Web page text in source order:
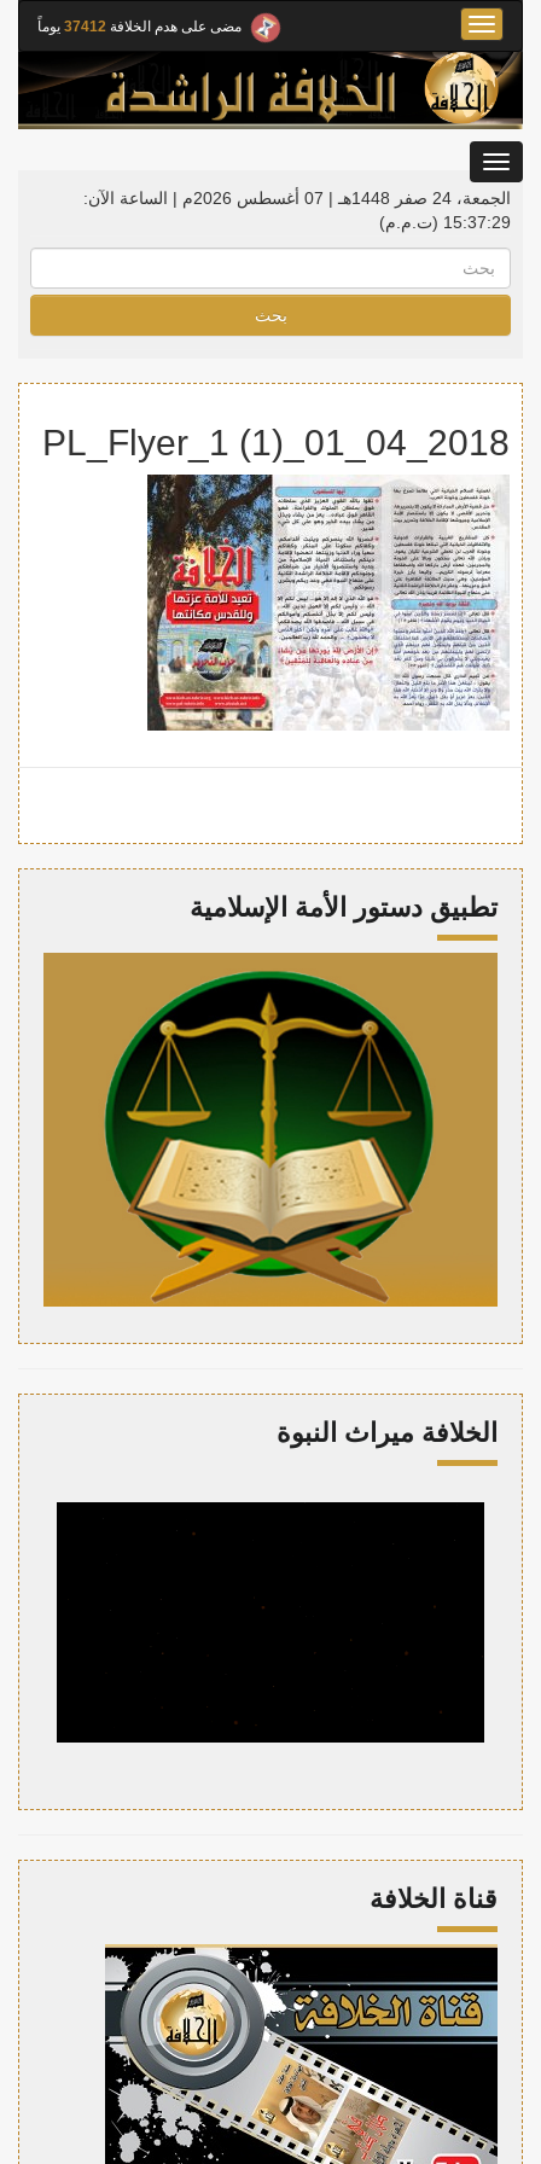
مضى على هدم الخلافة 37412 يوماً
Toggle
navigation
الجمعة، 24 صفر 1448هـ | 07 أغسطس 2026م |
الساعة الآن:
15:37:29 (ت.م.م)
بحث
2018_04_01_PL_Flyer_1 (1)
تطبيق دستور الأمة الإسلامية
الخلافة ميراث النبوة
قناة الخلافة